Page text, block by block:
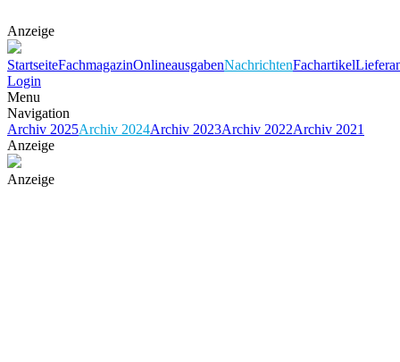
Anzeige
StartseiteFachmagazinOnlineausgabenNachrichtenFachartikel
Login
Menu
Navigation
Archiv 2025Archiv 2024Archiv 2023Archiv 2022Archiv 2021
Anzeige
Anzeige